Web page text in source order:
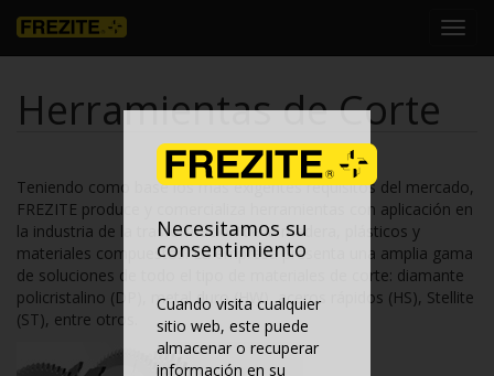
Herramientas de Corte
Teniendo como base los más exigentes requisitos del mercado,
FREZITE produce y comercializa herramientas con aplicación en
la industria de la trasformación de la madera, plásticos y
materiales compuestos. La empresa presenta una amplia gama
de soluciones de todo el tipo de materiales de corte: diamante
policristalino (DP), metal duro (HW), aceros rápidos (HS), Stellite
(ST), entre otros.
Necesitamos su
consentimiento
Cuando visita cualquier
sitio web, este puede
almacenar o recuperar
información en su